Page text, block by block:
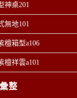
神桌201
無地101
檀箱型a106
檀祥雲a101
彙整